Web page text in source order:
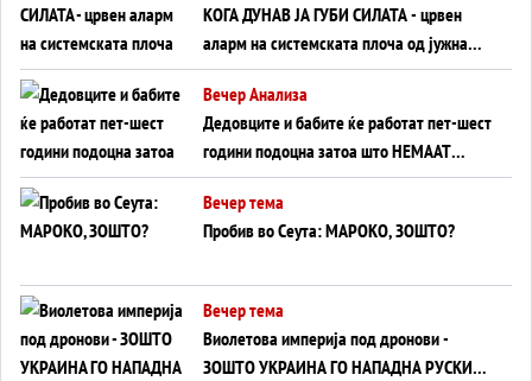
КОГА ДУНАВ ЈА ГУБИ СИЛАТА - црвен
аларм на системската плоча од јужна
Германија до Црното Море...
Вечер Анализа
Дедовците и бабите ќе работат пет-шест
години подоцна затоа што НЕМААТ
ВНУЦИ ДА ГИ ЗАМЕНАТ
Вечер тема
Пробив во Сеута: МАРОКО, ЗОШТО?
Вечер тема
Виолетова империја под дронови -
ЗОШТО УКРАИНА ГО НАПАДНА РУСКИОТ